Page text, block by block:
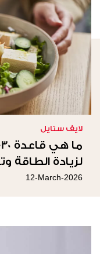
لايف ستايل
لزيادة
12-March-2026